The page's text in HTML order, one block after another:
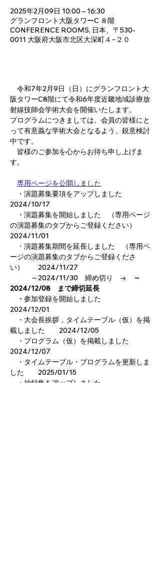
2025年2月09日 10:00 – 16:30
グランフロント大阪タワーC ８階
CONFERENCE ROOMS, 日本、〒530-
0011 大阪府大阪市北区大深町４−２０
令和7年2月9日（日）にグランフロント大
阪タワーC8階にて令和6年度近畿地域診療放
射線技師会学術大会を開催いたします。
プログラムにつきましては、会員の皆様にと
って有意義な学術大会となるよう、鋭意検討
中です。
皆様のご参加を心からお待ち申し上げま
す。
専用ページを公開しました
・演題募集要項をアップしました
2024/10/17
・演題募集を開始しました　（専用ページ
の演題募集のタブからご登録ください）
2024/11/01
・演題募集期間を延長しました　（専用ペ
ージの演題募集のタブからご登録くださ
い）　　2024/11/27
～2024/11/30　締め切り　→
～
2024/12/08　まで締切延長
・ 参加登録を開始しました
2024/12/01
・大会長挨拶，タイムテーブル（仮）を掲
載しました　　2024/12/05
・プログラム（仮）を掲載しました
2024/12/07
・タイムテーブル・プログラムを更新しま
した　　2025/01/15
・抄録集をアップしました